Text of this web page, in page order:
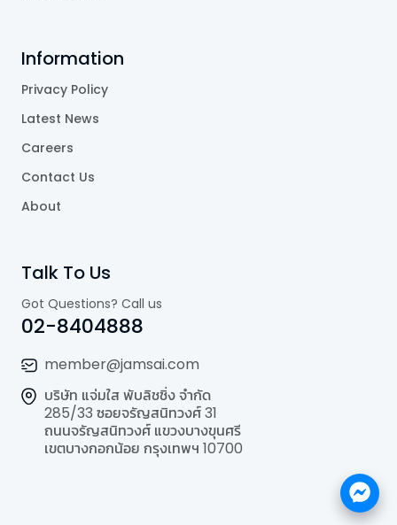
Information
Privacy Policy
Latest News
Careers
Contact Us
About
Talk To Us
Got Questions? Call us
02-8404888
member@jamsai.com
บริษัท แจ่มใส พับลิชชิ่ง จำกัด
285/33 ซอยจรัญสนิทวงศ์ 31
ถนนจรัญสนิทวงศ์ แขวงบางขุนศรี
เขตบางกอกน้อย กรุงเทพฯ 10700